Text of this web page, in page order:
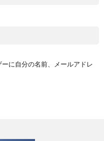
に自分の名前、メールアドレ